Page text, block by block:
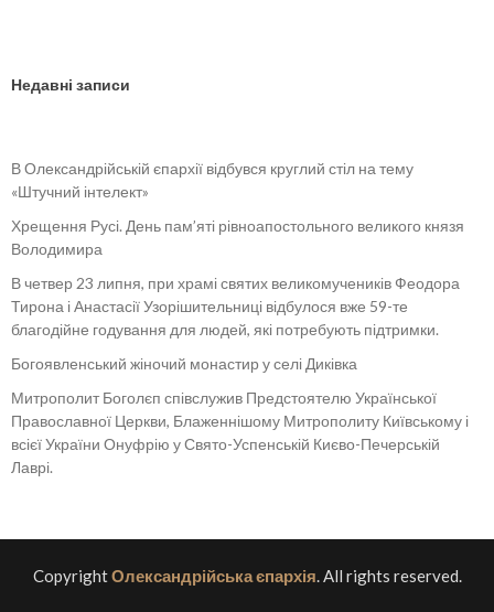
Недавні записи
В Олександрійській єпархії відбувся круглий стіл на тему
«Штучний інтелект»
Хрещення Русі. День пам’яті рівноапостольного великого князя
Володимира
В четвер 23 липня, при храмі святих великомучеників Феодора
Тирона і Анастасії Узорішительниці відбулося вже 59-те
благодійне годування для людей, які потребують підтримки.
Богоявленський жіночий монастир у селі Диківка
Митрополит Боголєп співслужив Предстоятелю Української
Православної Церкви, Блаженнішому Митрополиту Київському і
всієї України Онуфрію у Свято-Успенській Києво-Печерській
Лаврі.
CopyrightОлександрійська єпархія. All rights reserved.